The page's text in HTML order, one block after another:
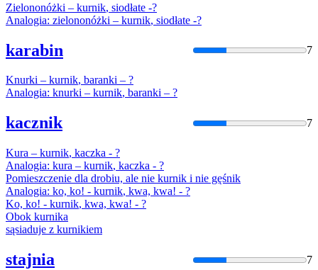
Zielononóżki – kurnik, siodłate -?
Analogia: zielononóżki – kurnik, siodłate -?
karabin 7
Knurki – kurnik, baranki – ?
Analogia: knurki – kurnik, baranki – ?
kacznik 7
Kura – kurnik, kaczka - ?
Analogia: kura – kurnik, kaczka - ?
Pomieszczenie dla drobiu, ale nie kurnik i nie gęśnik
Analogia: ko, ko! - kurnik, kwa, kwa! - ?
Ko, ko! - kurnik, kwa, kwa! - ?
Obok kurnika
sąsiaduje z kurnikiem
stajnia 7